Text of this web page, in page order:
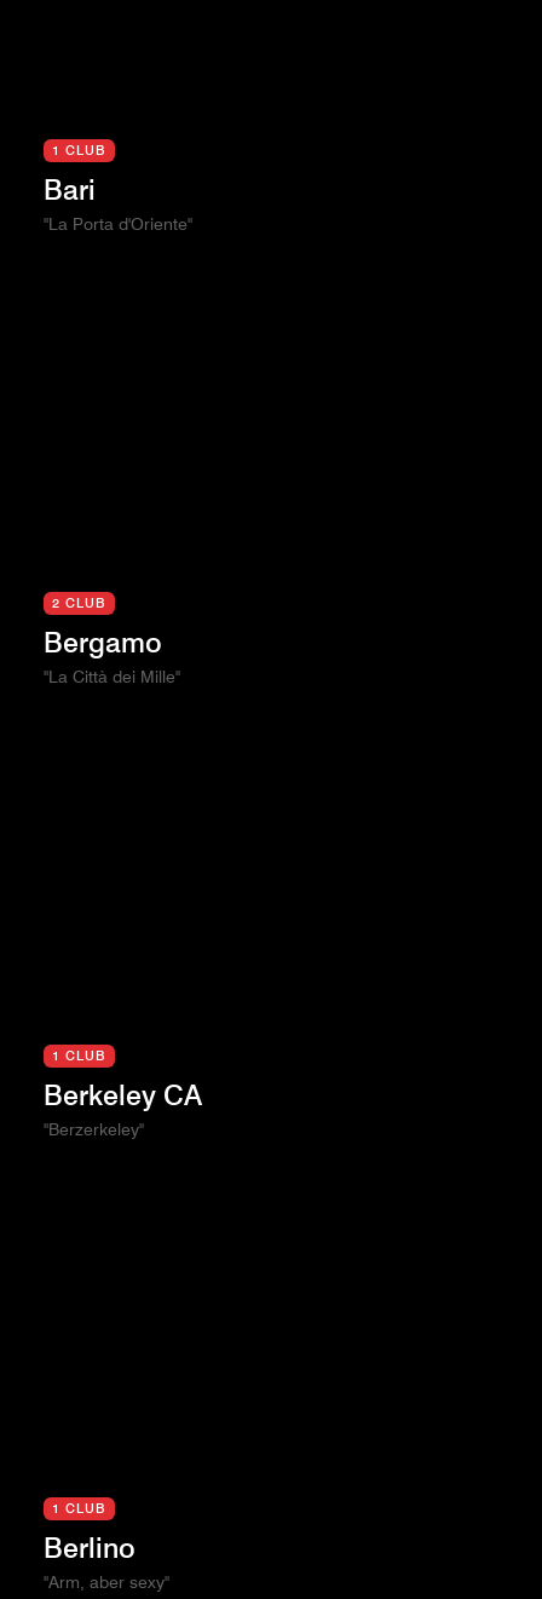
1 CLUB
Bari
"La Porta d'Oriente"
2 CLUB
Bergamo
"La Città dei Mille"
1 CLUB
Berkeley CA
"Berzerkeley"
1 CLUB
Berlino
"Arm, aber sexy"